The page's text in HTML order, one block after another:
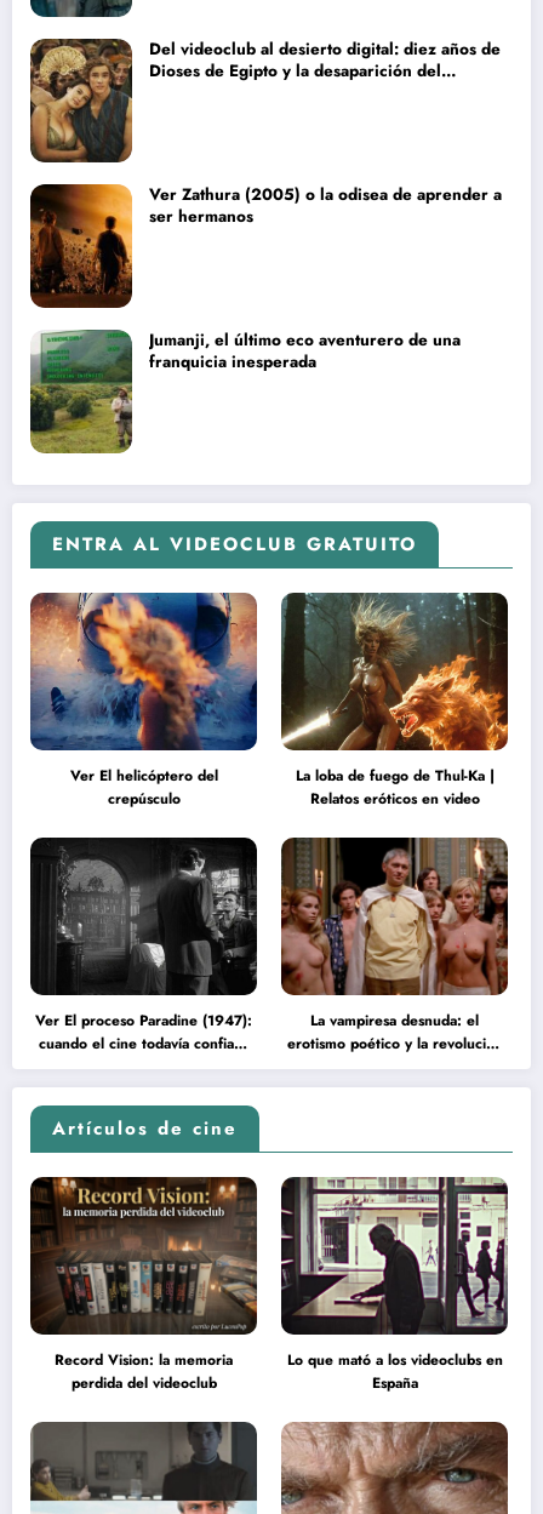
Del videoclub al desierto digital: diez años de
Dioses de Egipto y la desaparición del
Ver Zathura (2005) o la odisea de aprender a
ser hermanos
Jumanji, el último eco aventurero de una
franquicia inesperada
ENTRA AL VIDEOCLUB GRATUITO
Ver El helicóptero del
crepúsculo
La loba de fuego de Thul-Ka |
Relatos eróticos en video
Ver El proceso Paradine (1947):
cuando el cine todavía confiaba
en la inteligencia del espectador
La vampiresa desnuda: el
erotismo poético y la revolución
psicodélica de Jean Rollin
Artículos de cine
Record Vision: la memoria
perdida del videoclub
Lo que mató a los videoclubs en
España